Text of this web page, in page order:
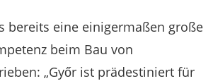
bereits eine einigermaßen große
beim Bau von
„Győr ist prädestiniert für